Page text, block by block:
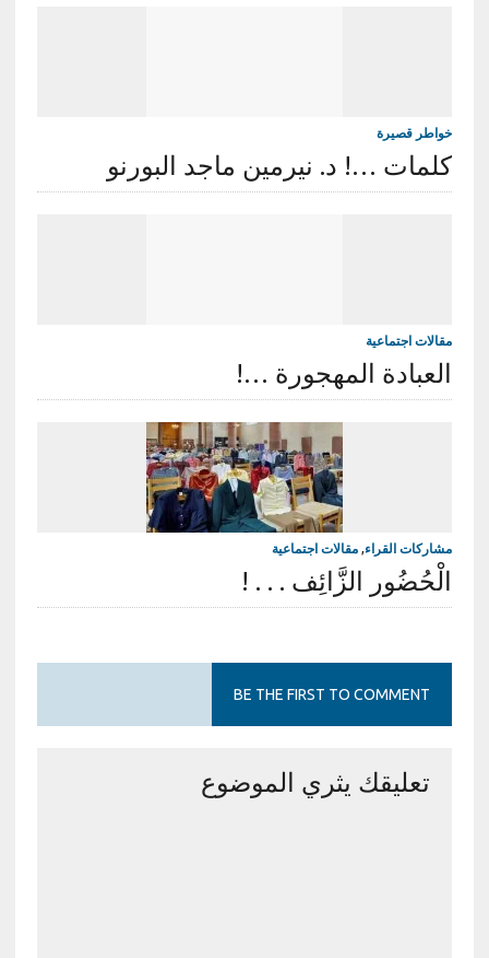
خواطر قصيرة
كلمات …! د. نيرمين ماجد البورنو
مقالات اجتماعية
العبادة المهجورة …!
مشاركات القراء, مقالات اجتماعية
الْحُضُور الزَّائِف . . . !
BE THE FIRST TO COMMENT
تعليقك يثري الموضوع